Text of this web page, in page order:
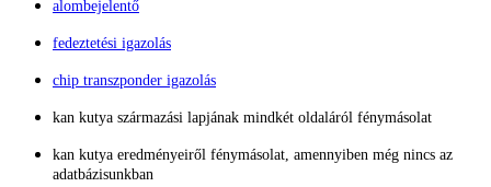
alombejelentő
fedeztetési igazolás
chip transzponder igazolás
kan kutya származási lapjának mindkét oldaláról fénymásolat
kan kutya eredményeiről fénymásolat, amennyiben még nincs az
adatbázisunkban